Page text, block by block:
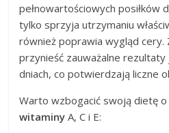
pełnowartościowych posiłków
tylko sprzyja utrzymaniu
również poprawia wygląd cery.
przynieść zauważalne rezultaty
dniach, co potwierdzają liczne
Warto wzbogacić swoją dietę
witaminy A, C i E: